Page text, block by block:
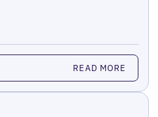
READ MORE